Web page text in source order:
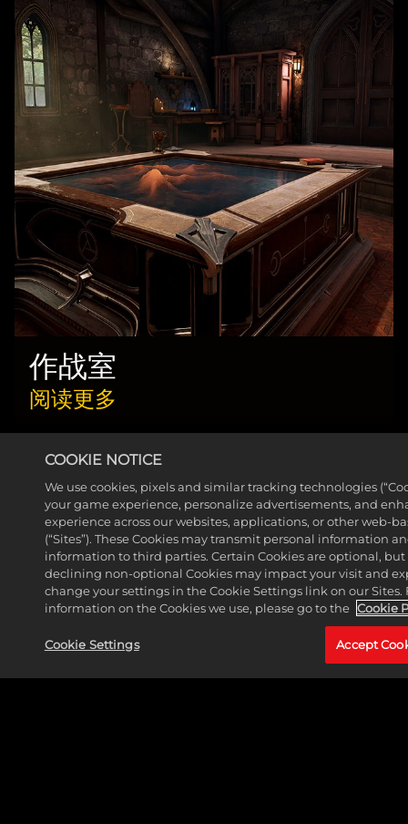
作战室
阅读更多
COOKIE NOTICE
We use cookies, pixels and similar tracking technologies
your game experience, personalize advertisements, and
experience across our websites, applications, or other web-
(“Sites”). These Cookies may transmit personal information
information to third parties. Certain Cookies are optional,
declining non-optional Cookies may impact your visit and
change your settings in the Cookie Settings link on our Sites.
information on the Cookies we use, please go to the Cookie
Cookie Settings Accept